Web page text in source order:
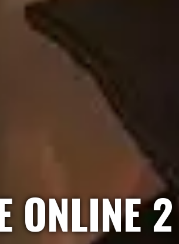
ONLINE 2